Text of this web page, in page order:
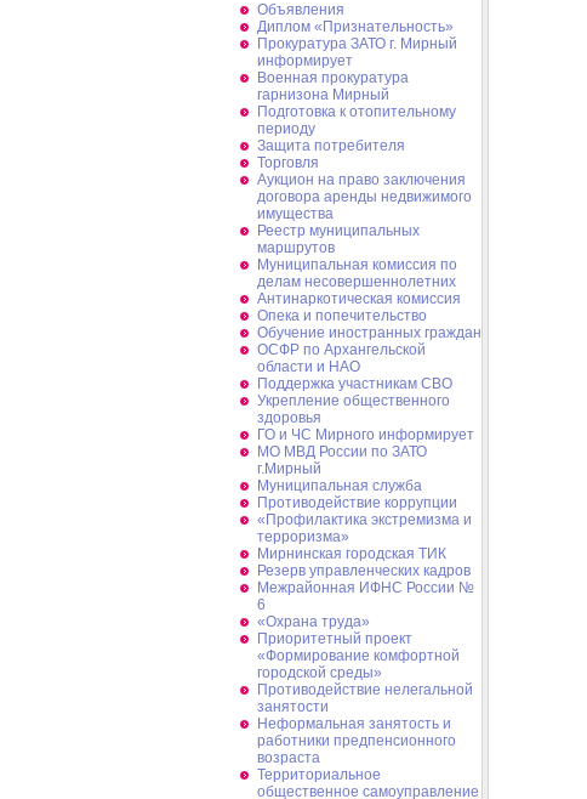
Объявления
Диплом «Признательность»
Прокуратура ЗАТО г. Мирный
информирует
Военная прокуратура
гарнизона Мирный
Подготовка к отопительному
периоду
Защита потребителя
Торговля
Аукцион на право заключения
договора аренды недвижимого
имущества
Реестр муниципальных
маршрутов
Муниципальная комиссия по
делам несовершеннолетних
Антинаркотическая комиссия
Опека и попечительство
Обучение иностранных граждан
ОСФР по Архангельской
области и НАО
Поддержка участникам СВО
Укрепление общественного
здоровья
ГО и ЧС Мирного информирует
МО МВД России по ЗАТО
г.Мирный
Муниципальная cлужба
Противодействие коррупции
«Профилактика экстремизма и
терроризма»
Мирнинская городская ТИК
Резерв управленческих кадров
Межрайонная ИФНС России №
6
«Охрана труда»
Приоритетный проект
«Формирование комфортной
городской среды»
Противодействие нелегальной
занятости
Неформальная занятость и
работники предпенсионного
возраста
Территориальное
общественное самоуправление